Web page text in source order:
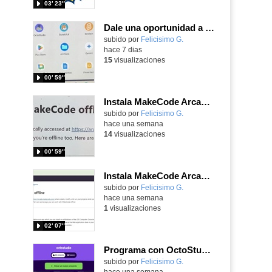
03′ 23″
Dale una oportunidad a los Chromebooks y utiliza un proyector para realizar talleres si no tienes pantallas táctiles
Contenido educativo.
subido por Felicisimo G.
00′ 59″
hace 7 dias
15visualizaciones
Instala MakeCode Arcade para trabajar offline en tu tablet, ordenador, Chromebook
Contenido educativo.
subido por Felicisimo G.
00′ 59″
hace una semana
14visualizaciones
Instala MakeCode Arcade offline para programar grandes juegos sin necesidad de Internet
Contenido educativo.
subido por Felicisimo G.
02′ 07″
hace una semana
1 visualizaciones
Programa con OctoStudio, un juego de disparos contra Zombies con un cargador basado en el House of the dead
Contenido educativo.
subido por Felicisimo G.